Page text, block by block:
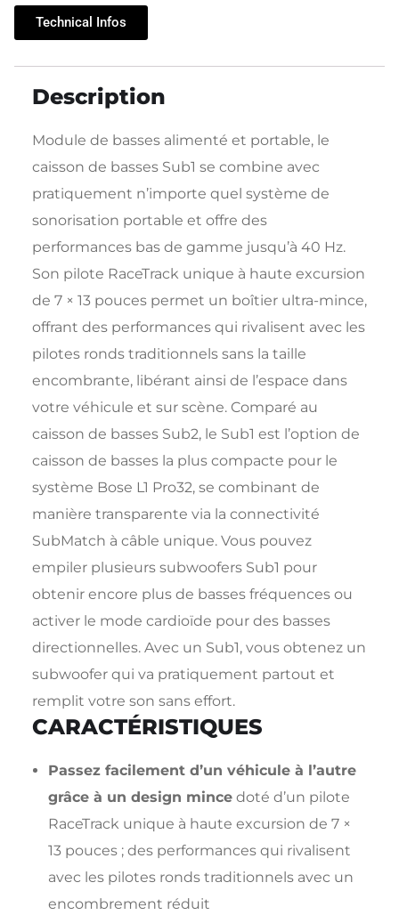
Technical Infos
Description
Module de basses alimenté et portable, le
caisson de basses Sub1 se combine avec
pratiquement n’importe quel système de
sonorisation portable et offre des
performances bas de gamme jusqu’à 40 Hz.
Son pilote RaceTrack unique à haute excursion
de 7 × 13 pouces permet un boîtier ultra-mince,
offrant des performances qui rivalisent avec les
pilotes ronds traditionnels sans la taille
encombrante, libérant ainsi de l’espace dans
votre véhicule et sur scène. Comparé au
caisson de basses Sub2, le Sub1 est l’option de
caisson de basses la plus compacte pour le
système Bose L1 Pro32, se combinant de
manière transparente via la connectivité
SubMatch à câble unique. Vous pouvez
empiler plusieurs subwoofers Sub1 pour
obtenir encore plus de basses fréquences ou
activer le mode cardioïde pour des basses
directionnelles. Avec un Sub1, vous obtenez un
subwoofer qui va pratiquement partout et
remplit votre son sans effort.
CARACTÉRISTIQUES
Passez facilement d’un véhicule à l’autre
grâce à un design mince doté d’un pilote
RaceTrack unique à haute excursion de 7 ×
13 pouces ; des performances qui rivalisent
avec les pilotes ronds traditionnels avec un
encombrement réduit